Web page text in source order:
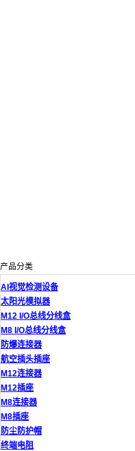
产品分类
AI视觉检测设备
太阳光模拟器
M12 I/O总线分线盒
M8 I/O总线分线盒
防爆连接器
航空插头插座
M12连接器
M12插座
M8连接器
M8插座
防尘防护帽
终端电阻